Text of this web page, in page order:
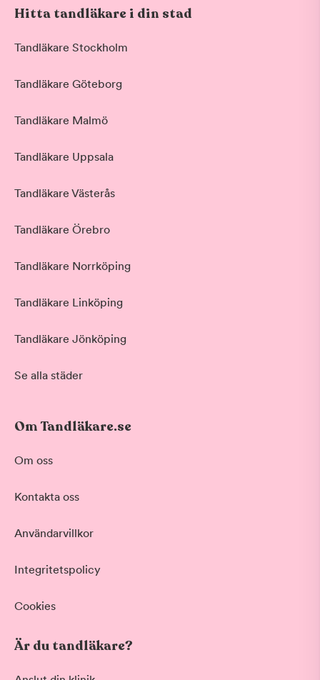
Hitta tandläkare i din stad
Tandläkare Stockholm
Tandläkare Göteborg
Tandläkare Malmö
Tandläkare Uppsala
Tandläkare Västerås
Tandläkare Örebro
Tandläkare Norrköping
Tandläkare Linköping
Tandläkare Jönköping
Se alla städer
Om Tandläkare.se
Om oss
Kontakta oss
Användarvillkor
Integritetspolicy
Cookies
Är du tandläkare?